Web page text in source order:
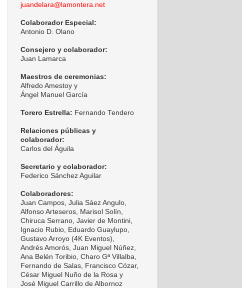
juandelara@lamontera.net
Colaborador Especial:
Antonio D. Olano
Consejero y colaborador:
Juan Lamarca
Maestros de ceremonias:
Alfredo Amestoy y
Ángel Manuel García
Torero Estrella: Fernando Tendero
Relaciones públicas y
colaborador:
Carlos del Águila
Secretario y colaborador:
Federico Sánchez Aguilar
Colaboradores:
Juan Campos, Julia Sáez Angulo,
Alfonso Arteseros, Marisol Solín,
Chiruca Serrano, Javier de Montini,
Ignacio Rubio, Eduardo Guaylupo,
Gustavo Arroyo (4K Eventos),
Andrés Amorós, Juan Miguel Núñez,
Ana Belén Toribio, Charo Gª Villalba,
Fernando de Salas, Francisco Cózar,
César Miguel Nuño de la Rosa y
José Miguel Carrillo de Albornoz